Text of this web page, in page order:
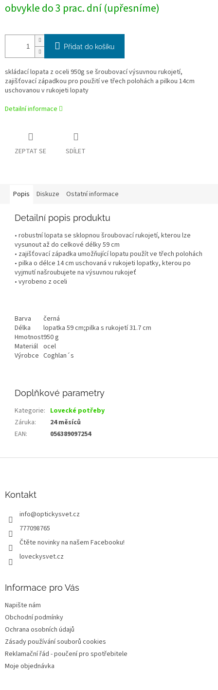
cena:
obvykle do 3 prac. dní (upřesníme)
Přidat do košíku
skládací lopata z oceli 950g se šroubovací výsuvnou rukojetí,
zajišťovací západkou pro použití ve třech polohách a pilkou 14cm
uschovanou v rukojeti lopaty
Detailní informace
ZEPTAT SE SDÍLET
Popis Diskuze Ostatní informace
Detailní popis produktu
• robustní lopata se sklopnou šroubovací rukojetí, kterou lze
vysunout až do celkové délky 59 cm
• zajišťovací západka umožňující lopatu použít ve třech polohách
• pilka o délce 14 cm uschovaná v rukojeti lopatky, kterou po
vyjmutí našroubujete na výsuvnou rukojeť
• vyrobeno z oceli
Barva
černá
Délka
lopatka 59 cm;pilka s rukojetí 31.7 cm
Hmotnost950 g
Materiál ocel
Výrobce Coghlan´s
Doplňkové parametry
Kategorie: Lovecké potřeby
Záruka:
24 měsíců
EAN: 056389097254
Kontakt
info@optickysvet.cz
777098765
Čtěte novinky na našem Facebooku!
loveckysvet.cz
Informace pro Vás
Napište nám
Obchodní podmínky
Ochrana osobních údajů
Zásady používání souborů cookies
Reklamační řád - poučení pro spotřebitele
Moje objednávka